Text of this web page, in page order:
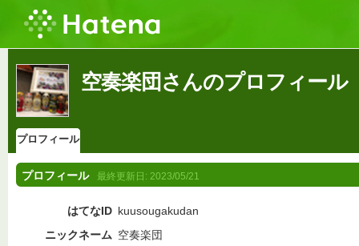
空奏楽団さんのプロフィール
プロフィール
プロフィール 最終更新日: 2023/05/21
はてなID kuusougakudan
ニックネーム 空奏楽団